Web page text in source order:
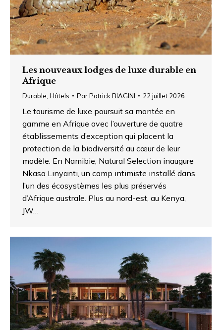
Les nouveaux lodges de luxe durable en
Afrique
Durable Hôtels ParPatrick BIAGINI 22 juillet 2026
Le tourisme de luxe poursuit sa montée en
gamme en Afrique avec l’ouverture de quatre
établissements d’exception qui placent la
protection de la biodiversité au cœur de leur
modèle. En Namibie, Natural Selection inaugure
Nkasa Linyanti, un camp intimiste installé dans
l’un des écosystèmes les plus préservés
d’Afrique australe. Plus au nord-est, au Kenya,
JW…